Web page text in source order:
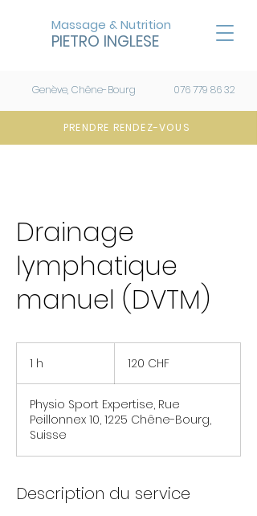
Massage & Nutrition
PIETRO INGLESE
Genève, Chêne-Bourg 076 779 86 32
PRENDRE RENDEZ-VOUS
Drainage
lymphatique
manuel (DVTM)
1 h
suisses
120 CHF
Physio Sport Expertise, Rue
Peillonnex 10, 1225 Chêne-Bourg,
Suisse
Description du service